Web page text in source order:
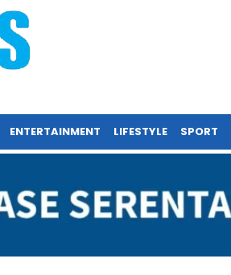
ENTERTAINMENT LIFESTYLE SPORT